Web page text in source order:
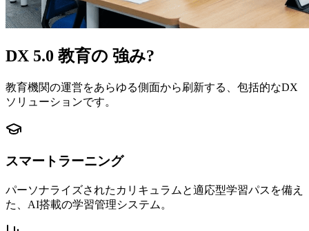
DX 5.0 教育の 強み?
教育機関の運営をあらゆる側面から刷新する、包括的なDX
ソリューションです。
スマートラーニング
パーソナライズされたカリキュラムと適応型学習パスを備え
た、AI搭載の学習管理システム。